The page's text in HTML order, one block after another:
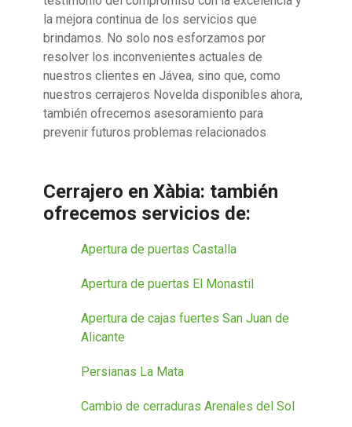
la mejora continua de los servicios que
brindamos. No solo nos esforzamos por
resolver los inconvenientes actuales de
nuestros clientes en Jávea, sino que, como
nuestros cerrajeros Novelda disponibles ahora,
también ofrecemos asesoramiento para
prevenir futuros problemas relacionados
Cerrajero en Xàbia: también
ofrecemos servicios de:
Apertura de puertas Castalla
Apertura de puertas El Monastil
Apertura de cajas fuertes San Juan de
Alicante
Persianas La Mata
Cambio de cerraduras Arenales del Sol